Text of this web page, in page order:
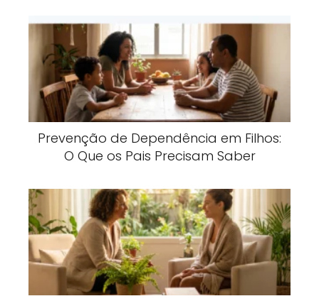
Prevenção de Dependência em Filhos:
O Que os Pais Precisam Saber